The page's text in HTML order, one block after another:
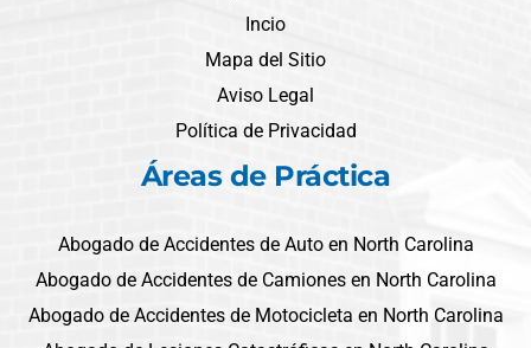
Incio
Mapa del Sitio
Aviso Legal
Política de Privacidad
Áreas de Práctica
Abogado de Accidentes de Auto en North Carolina
Abogado de Accidentes de Camiones en North Carolina
Abogado de Accidentes de Motocicleta en North Carolina